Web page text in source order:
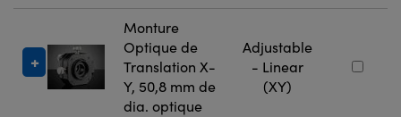
Monture
Optique de
Translation X-
Y, 50,8 mm de
dia. optique
Adjustable
- Linear
(XY)